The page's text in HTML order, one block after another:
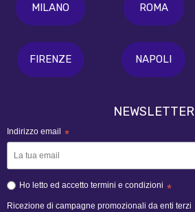
MILANO ROMA
FIRENZE NAPOLI
NEWSLETTER
Indirizzo email *
Ho letto ed accetto termini e condizioni *
Ricezione di campagne promozionali da enti terzi